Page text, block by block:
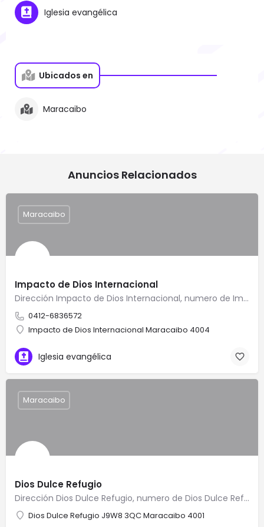
Iglesia evangélica
Ubicados en
Maracaibo
Anuncios Relacionados
Impacto de Dios Internacional
Dirección Impacto de Dios Internacional, numero de Impacto de Dios Internacional, Teléfono de Impacto de Dios…
0412-6836572
Impacto de Dios Internacional Maracaibo 4004
Maracaibo
Iglesia evangélica
Dios Dulce Refugio
Dirección Dios Dulce Refugio, numero de Dios Dulce Refugio, Teléfono de Dios Dulce Refugio, como llegar a…
Dios Dulce Refugio J9W8 3QC Maracaibo 4001
Maracaibo